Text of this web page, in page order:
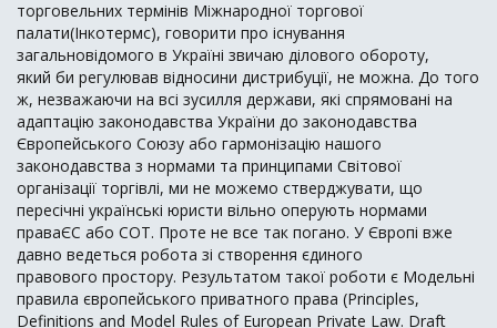
торговельних термінів Міжнародної торгової
палати(Інкотермс), говорити про існування
загальновідомого в Україні звичаю ділового обороту,
який би регулював відносини дистрибуції, не можна. До того
ж, незважаючи на всі зусилля держави, які спрямовані на
адаптацію законодавства України до законодавства
Європейського Союзу або гармонізацію нашого
законодавства з нормами та принципами Світової
організації торгівлі, ми не можемо стверджувати, що
пересічні українські юристи вільно оперують нормами
праваЄС або СОТ. Проте не все так погано. У Європі вже
давно ведеться робота зі створення єдиного
правового простору. Результатом такої роботи є Модельні
правила європейського приватного права (Principles,
Definitions and Model Rules of European Private Law. Draft